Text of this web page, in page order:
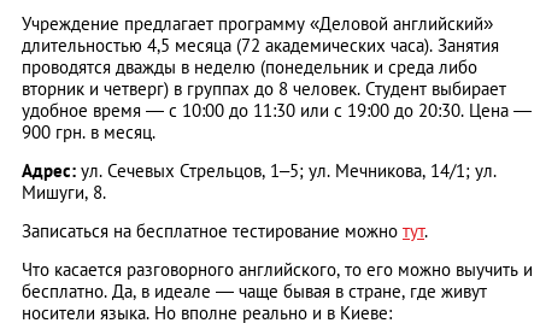
Учреждение предлагает программу «Деловой английский»
длительностью 4,5 месяца (72 академических часа). Занятия
проводятся дважды в неделю (понедельник и среда либо
вторник и четверг) в группах до 8 человек. Студент выбирает
удобное время — с 10:00 до 11:30 или с 19:00 до 20:30. Цена —
900 грн. в месяц.
Адрес: ул. Сечевых Стрельцов, 1–5; ул. Мечникова, 14/1; ул.
Мишуги, 8.
Записаться на бесплатное тестирование можно тут.
Что касается разговорного английского, то его можно выучить и
бесплатно. Да, в идеале — чаще бывая в стране, где живут
носители языка. Но вполне реально и в Киеве: